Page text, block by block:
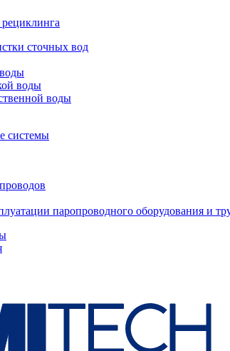
сточных вод
воды
воды
системы
паропроводного оборудования и